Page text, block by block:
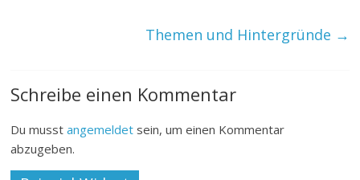
Themen und Hintergründe →
Schreibe einen Kommentar
Du musstangemeldet sein, um einen Kommentar
abzugeben.